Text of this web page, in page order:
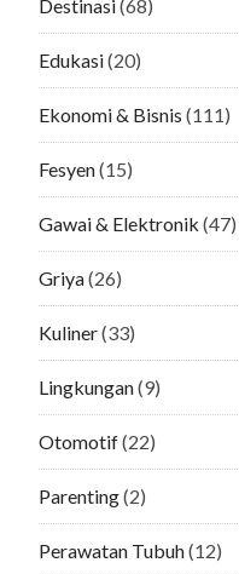
Destinasi(68)
Edukasi(20)
Ekonomi & Bisnis (111)
Fesyen(15)
Gawai & Elektronik (47)
Griya(26)
Kuliner(33)
Lingkungan(9)
Otomotif(22)
Parenting(2)
Perawatan Tubuh(12)